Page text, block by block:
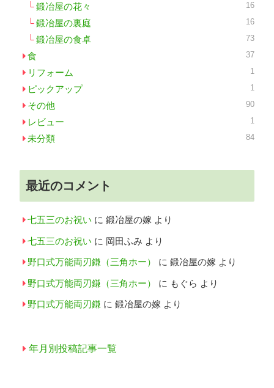
鍛冶屋の花々 16
鍛冶屋の裏庭 16
鍛冶屋の食卓 73
食 37
リフォーム 1
ピックアップ 1
その他 90
レビュー 1
未分類 84
最近のコメント
七五三のお祝い に 鍛冶屋の嫁 より
七五三のお祝い に 岡田ふみ より
野口式万能両刃鎌（三角ホー） に 鍛冶屋の嫁 より
野口式万能両刃鎌（三角ホー） に もぐら より
野口式万能両刃鎌 に 鍛冶屋の嫁 より
年月別投稿記事一覧